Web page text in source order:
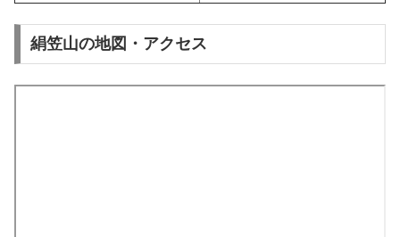
絹笠山の地図・アクセス